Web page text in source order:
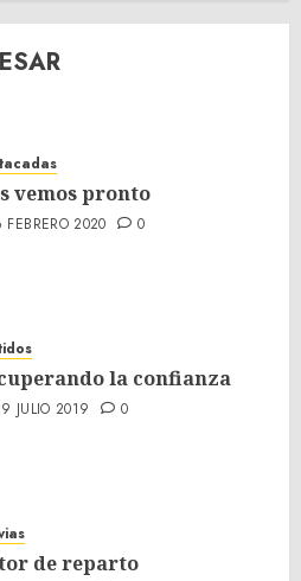
vemos pronto
FEBRERO 2020 0
la confianza
JULIO 2019 0
de reparto